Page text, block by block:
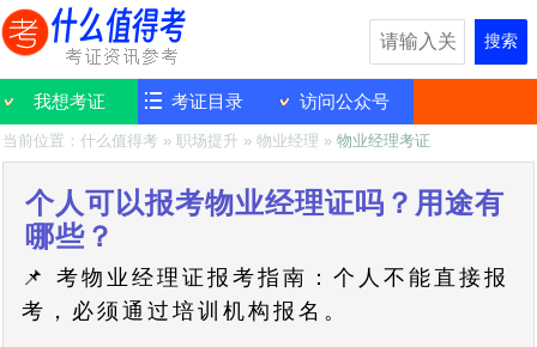
搜索
我想考证 考证目录 访问公众号
当前位置：什么值得考 »职场提升 »物业经理 »物业经理考证
个人可以报考物业经理证吗？用途有
哪些？
📌 考物业经理证报考指南：个人不能直接报
考，必须通过培训机构报名。